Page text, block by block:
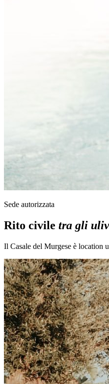
Sede autorizzata
Rito civile tra gli
Il Casale del Murgese è location